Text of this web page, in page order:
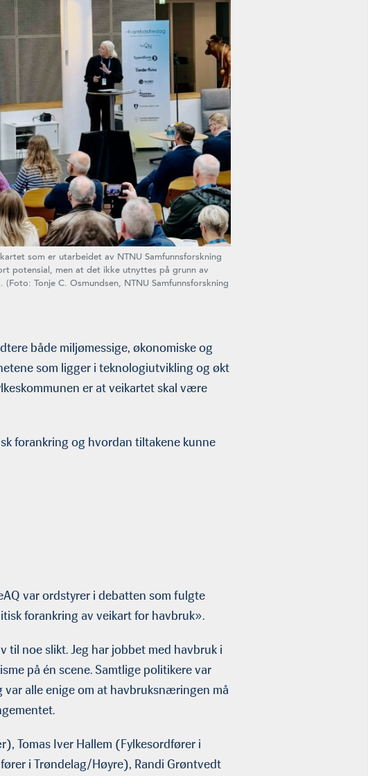
som er utarbeidet av NTNU Samfunnsforskning
potensial, men at det ikke utnyttes på grunn av
Tonje C. Osmundsen, NTNU Samfunnsforskning
både miljømessige, økonomiske og
som ligger i teknologiutvikling og økt
er at veikartet skal være
forankring og hvordan tiltakene kunne
var ordstyrer i debatten som fulgte
forankring av veikart for havbruk».
til noe slikt. Jeg har jobbet med havbruk i
på én scene. Samtlige politikere var
var alle enige om at havbruksnæringen må
Tomas Iver Hallem (Fylkesordfører i
i Trøndelag/Høyre), Randi Grøntvedt